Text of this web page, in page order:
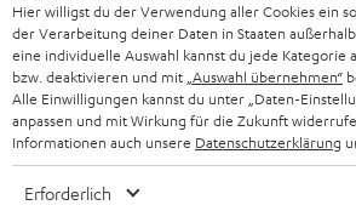
Mehr...
Zubehör
Hier willigst du der Verwendung aller Cookies ein
der Verarbeitung deiner Daten in Staaten
eine individuelle Auswahl kannst du jede Kategorie
bzw. deaktivieren und mit „Auswahl übernehmen“
Alle Einwilligungen kannst du unter „Daten-
anpassen und mit Wirkung für die Zukunft
Informationen auch unsere Datenschutzerklärung
Erforderlich